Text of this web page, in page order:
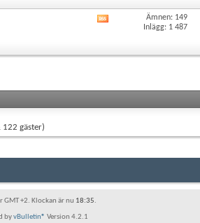
Ämnen: 149
Inlägg: 1 487
122 gäster)
GMT +2. Klockan är nu 18:35.
byvBulletin® Version 4.2.1